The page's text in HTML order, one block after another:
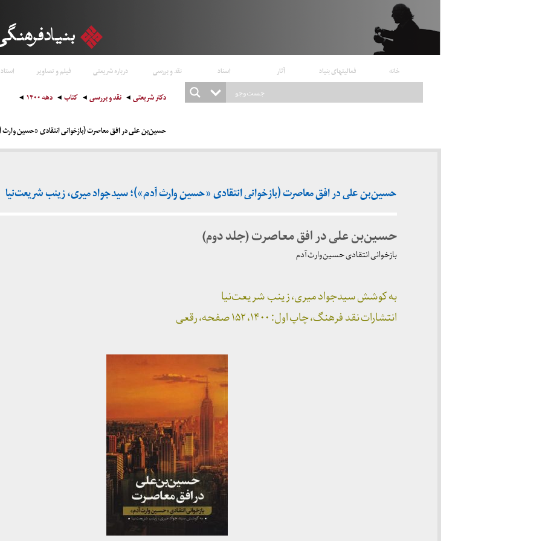
خانه فعالیتهای بنیاد آثار اسناد نقد و بررسی درباره شریعتی فیلم و تصاویر
دکتر شریعتی نقد و بررسی کتاب دهه ۱۴۰۰
حسین‌بن علی در افق معاصرت (بازخوانی انتقادی «حسین
حسین‌بن علی در افق معاصرت (بازخوانی انتقادی «حسین وارث آدم»)؛ سیدجواد میری، زینب شریعت‌نیا
حسین‌بن علی در افق معاصرت (جلد دوم)
بازخوانی انتقادی حسین وارث آدم
به کوشش سیدجواد میری، زینب شریعت‌نیا
انتشارات نقد فرهنگ، چاپ اول: ۱۴۰۰، ۱۵۲ صفحه، رقعی